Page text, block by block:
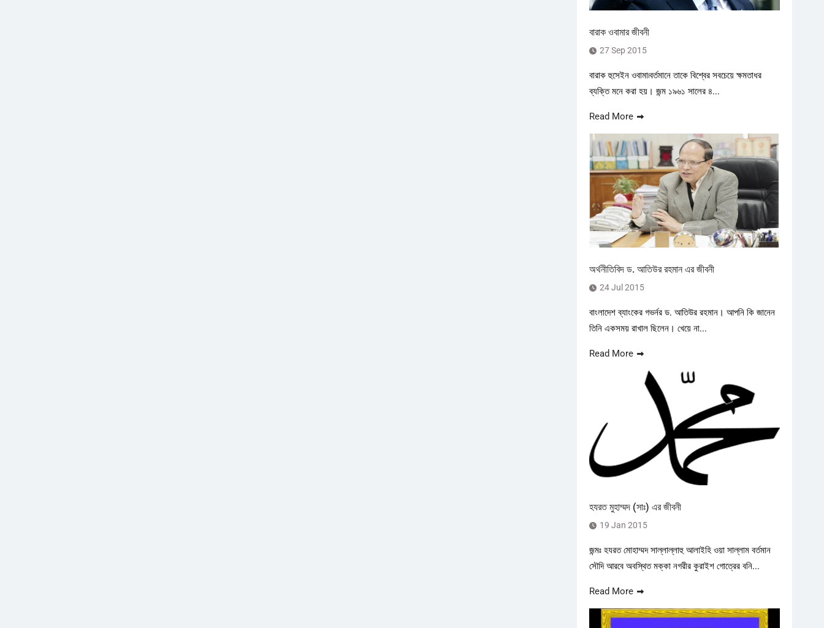
বারাক ওবামার জীবনী
27 Sep 2015
বারাক হুসেইন ওবামা৷বর্তমানে তাকে বিশ্বের সবচেয়ে ক্ষমতাধর
ব্যক্তি মনে করা হয়। জন্ম ১৯৬১ সালের ৪...
Read More
অর্থনীতিবিদ ড. আতিউর রহমান এর জীবনী
24 Jul 2015
বাংলাদেশ ব্যাংকের গভর্নর ড. আতিউর রহমান। আপনি কি জানেন
তিনি একসময় রাখাল ছিলেন। খেয়ে না...
Read More
হযরত মুহাম্মদ (সাঃ) এর জীবনী
19 Jan 2015
জন্মঃ হযরত মোহাম্মদ সাল্লাল্লাহু আলাইহি ওয়া সাল্লাম বর্তমান
সৌদি আরবে অবস্থিত মক্কা নগরীর কুরাইশ গোত্রের বনি...
Read More